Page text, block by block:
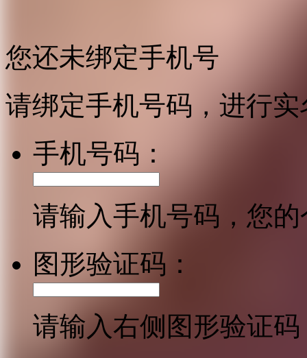
您还未绑定手机号
请绑定手机号码，进行
手机号码：
请输入手机号码，您
图形验证码：
请输入右侧图形验证码